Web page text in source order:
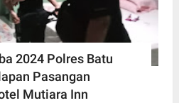
2024 Polres Batu
Pasangan
Mutiara Inn